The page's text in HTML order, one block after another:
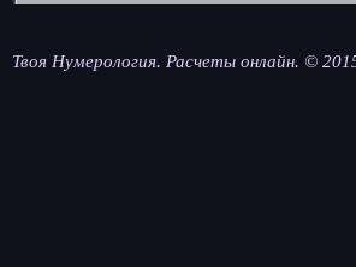
Твоя Нумерология. Расчеты онлайн. ©